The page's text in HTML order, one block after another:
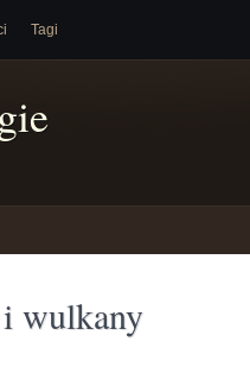
Tagi
wulkany